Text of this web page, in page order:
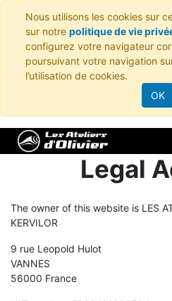
Nous utilisons les cookies sur
sur notre politique de vie
configurez votre navigateur
poursuivant votre navigation
l’utilisation de cookies.
OK
Legal
The owner of this website is LES
KERVILOR
9 rue Leopold Hulot
VANNES
56000 France